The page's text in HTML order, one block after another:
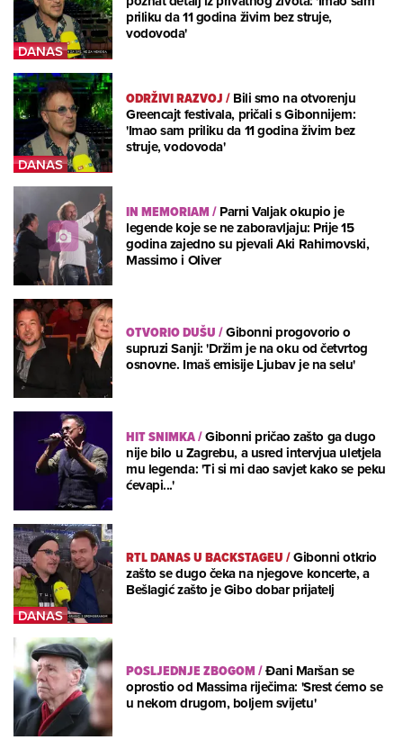
priliku da 11 godina živim bez struje,
vodovoda'
ODRŽIVI RAZVOJ/Bili smo na otvorenju
Greencajt festivala, pričali s Gibonnijem:
'Imao sam priliku da 11 godina živim bez
struje, vodovoda'
IN MEMORIAM/Parni Valjak okupio je
legende koje se ne zaboravljaju: Prije 15
godina zajedno su pjevali Aki Rahimovski,
Massimo i Oliver
OTVORIO DUŠU/Gibonni progovorio o
supruzi Sanji: 'Držim je na oku od četvrtog
osnovne. Imaš emisije Ljubav je na selu'
HIT SNIMKA/Gibonni pričao zašto ga dugo
nije bilo u Zagrebu, a usred intervjua uletjela
mu legenda: 'Ti si mi dao savjet kako se peku
ćevapi...'
RTL DANAS U BACKSTAGEU/Gibonni otkrio
zašto se dugo čeka na njegove koncerte, a
Bešlagić zašto je Gibo dobar prijatelj
POSLJEDNJE ZBOGOM/Đani Maršan se
oprostio od Massima riječima: 'Srest ćemo se
u nekom drugom, boljem svijetu'